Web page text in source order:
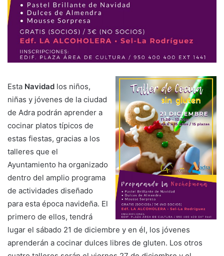
Esta Navidad los niños,
niñas y jóvenes de la ciudad
de Adra podrán aprender a
cocinar platos típicos de
estas fiestas, gracias a los
talleres que el
Ayuntamiento ha organizado
dentro del amplio programa
de actividades diseñado
para esta época navideña. El
primero de ellos, tendrá
lugar el sábado 21 de diciembre y en él, los jóvenes
aprenderán a cocinar dulces libres de gluten. Los otros